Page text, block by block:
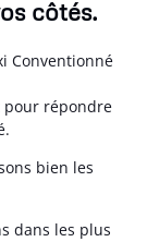
côtés.
Conventionné
pour répondre
bien les
dans les plus